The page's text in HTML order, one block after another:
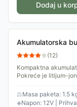
Dodaj u
Akumulatorska
(12)
Kompaktna
Pokreće je litijum-
⚖Masa paketa: 1.5
◈Napon: 12V |